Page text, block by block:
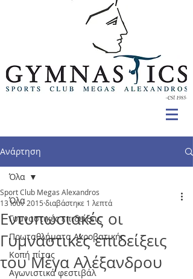
Ανάρτηση
Όλα
Γυμναστικές επιδείξεις
Πρωταθλήματα Ακροβατικής
Κοπή πίτας
Αγωνιστικά φεστιβάλ
Όλα
Εντυπωσιακές οι
Γυμναστικές επιδείξεις
του Μέγα Αλέξανδρου
Sport Club Megas Alexandros
13 Ιουν 2015 διαβάστηκε 1 λεπτά